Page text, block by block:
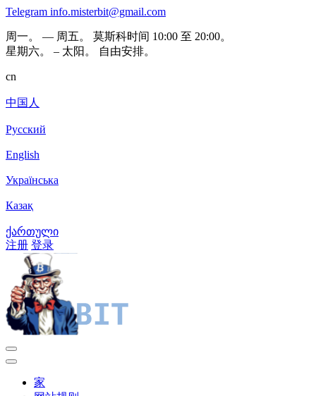
Telegram info.misterbit@gmail.com
周一。 — 周五。 莫斯科时间 10:00 至 20:00。
星期六。 – 太阳。 自由安排。
cn
中国人
Русский
English
Українська
Казақ
ქართული
注册 登录
家